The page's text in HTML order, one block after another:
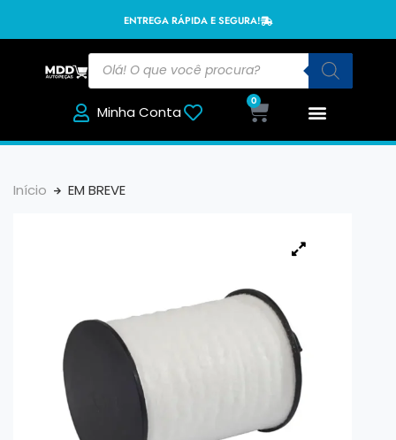
ENTREGA RÁPIDA E SEGURA!
Minha Conta
0
Início EM BREVE